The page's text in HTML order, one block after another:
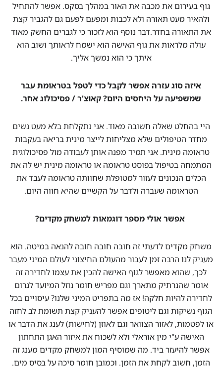
גוף בעירום את מכבה את האור במהלך בסקס. אפשר להתחיל
ולהאיר מעט תאורה ולא לכבות ומפעם לפעם גם להגביר קצת
את התאורה בחדר.דבר נוסף הוא לזכור כי לגברים החשק מאוד
עולה מלראות את גוף האישה הוא ישמח לראותך ושוב הוא
איתך כי הוא נמשך אליך.
איזה סוג עזרה אפשר לקבל כדי לטפל בטראומת עבר
שמשפיעה על היחסים היום? קאוצ'ר / פסיכולוג אחר.
היי בהחלט שאלה חשובה מאוד. אני נתקלחת בלא מעט נשים
מחדר הטיפולים שלא מצליחות לייצר מינית בריאה בעקבות
טראומה מינית. אני תמיד מפנה אותן לעבודה מול פסיכולוגית
המתמחה בטיפול בפוסט טראומה או טראומה מינית יש לה את
הכלים הנכונים לעזור למטופלת שחוותה טראומה לעבד את
הטראומה שעברה ולדבר על הקשיים שהיא חווה היום.
אפשר אולי מספר דוגמאות למשחק מקדים?
משחק מקדים לדעתי זה חובה חובה חובה להנאה במיטה. הוא
מעניק לנו הרבה זמן לעבור מהעולם החיצוני לעולם המיני מעבר
לכך, שהוא מאפשר לגוף האישה להכין את עצמו לחדירה זה
אומר שהנרתיק מתארך וגם מפריש חומר נוזל המיועד לגרום
לחדירה להיות חלקה! אז מה בתפריט המיני שלנו? עיסויים בכל
הגוף נשיקות וגם ליטופים אפשר להעניק קצת תשומת לב לחזה
או לפטמות, לאזור הצוואר וגם לאוזן (לחישות) לענג את הדבר או
האישה ע"י מין אוראלי ולא לשכוח את איזור האגן התחתון
אפשר להיעזר ביד. מה שמוסיף המון למשחק מקדים מענג זה
הזמן, חשוב לקחת את הזמן. וכמובן חומר סיכה על בסיס מים.